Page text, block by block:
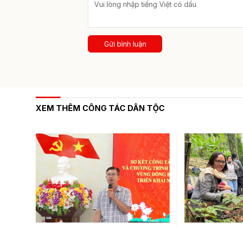
Gửi bình luận
XEM THÊM CÔNG TÁC DÂN TỘC